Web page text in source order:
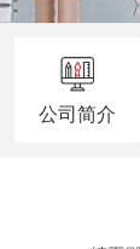
公司简介